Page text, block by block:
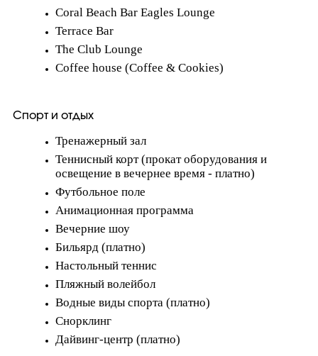
Coral Beach Bar Eagles Lounge
Terrace Bar
The Club Lounge
Coffee house (Coffee & Cookies)
Спорт и отдых
Тренажерный зал
Теннисный корт (прокат оборудования и
освещение в вечернее время - платно)
Футбольное поле
Анимационная программа
Вечерние шоу
Бильярд (платно)
Настольный теннис
Пляжный волейбол
Водные виды спорта (платно)
Снорклинг
Дайвинг-центр (платно)